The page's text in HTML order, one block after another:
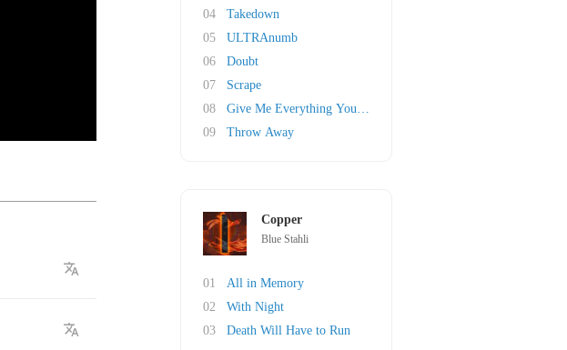
04
Takedown
05
ULTRAnumb
06
Doubt
07
Scrape
08
Give Me Everything You've Got
09
Throw Away
Copper
Blue Stahli
01
All in Memory
02
With Night
03
Death Will Have to Run